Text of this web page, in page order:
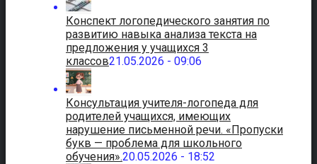
Конспект логопедического занятия по
развитию навыка анализа текста на
предложения у учащихся 3
классов21.05.2026 - 09:06
Консультация учителя-логопеда для
родителей учащихся, имеющих
нарушение письменной речи. «Пропуски
букв — проблема для школьного
обучения».20.05.2026 - 18:52